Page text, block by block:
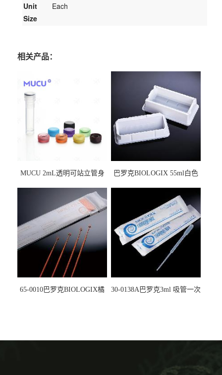
Unit
Size
Each
相关产品：
MUCU 2mL透明可站立管身
巴罗克BIOLOGIX 55ml白色
马射线灭菌25-0051
65-0010巴罗克BIOLOGIX橘
30-0138A巴罗克3ml 吸管一次